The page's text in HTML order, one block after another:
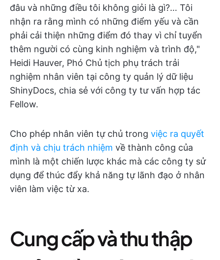
đâu và những điều tôi không giỏi là gì?… Tôi
nhận ra rằng mình có những điểm yếu và cần
phải cải thiện những điểm đó thay vì chỉ tuyển
thêm người có cùng kinh nghiệm và trình độ,"
Heidi Hauver, Phó Chủ tịch phụ trách trải
nghiệm nhân viên tại công ty quản lý dữ liệu
ShinyDocs, chia sẻ với công ty tư vấn hợp tác
Fellow.
Cho phép nhân viên tự chủ trong việc ra quyết
định và chịu trách nhiệm về thành công của
mình là một chiến lược khác mà các công ty sử
dụng để thúc đẩy khả năng tự lãnh đạo ở nhân
viên làm việc từ xa.
Cung cấp và thu thập